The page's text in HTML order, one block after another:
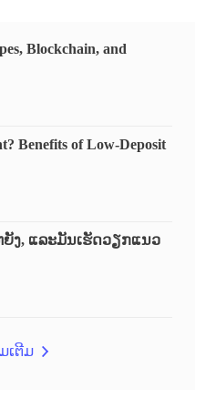
Blockchain, and
Benefits of Low-Deposit
ງ, ແລະມັນເຮັດວຽກແນວ
ເຕີມ